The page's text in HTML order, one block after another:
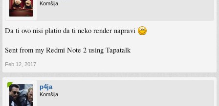
Komšija
Da ti ovo nisi platio da ti neko render napravi
Sent from my Redmi Note 2 using Tapatalk
Feb 12, 2017
p4ja
Komšija